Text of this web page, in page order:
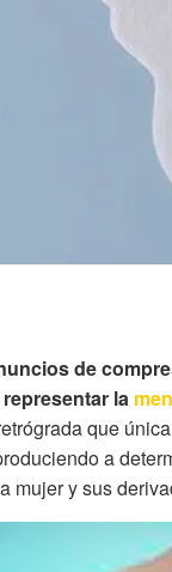
de
la
que
a
mujer y sus